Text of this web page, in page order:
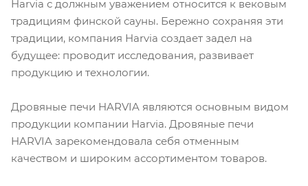
Harvia с должным уважением относится к вековым
традициям финской сауны. Бережно сохраняя эти
традиции, компания Harvia создает задел на
будущее: проводит исследования, развивает
продукцию и технологии.
Дровяные печи HARVIA являются основным видом
продукции компании Harvia. Дровяные печи
HARVIA зарекомендовала себя отменным
качеством и широким ассортиментом товаров.